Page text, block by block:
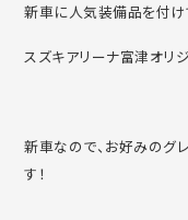
新車に人気装備品を付け
スズキアリーナ富津オリ
新車なので、お好みのグ
す！